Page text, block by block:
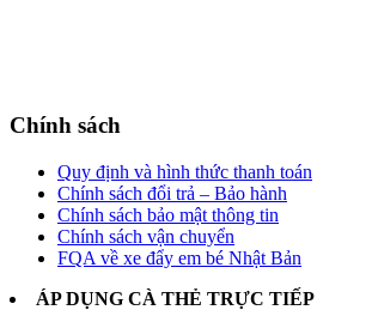
Chính sách
Quy định và hình thức thanh toán
Chính sách đổi trả – Bảo hành
Chính sách bảo mật thông tin
Chính sách vận chuyển
FQA về xe đẩy em bé Nhật Bản
ÁP DỤNG CÀ THẺ TRỰC TIẾP